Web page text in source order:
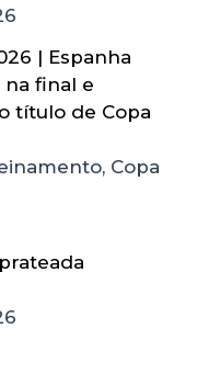
| Espanha
final e
título de Copa
Copa